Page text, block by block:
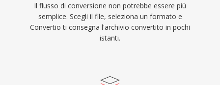
Il flusso di conversione non potrebbe essere più
semplice. Scegli il file, seleziona un formato e
Convertio ti consegna l'archivio convertito in pochi
istanti.